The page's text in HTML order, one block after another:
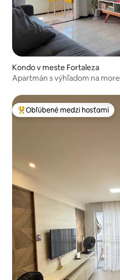
Kondo v meste Fortaleza
Apartmán s výhľadom na
Najobľúbenejšie medzi hosťami
Obľúbené medzi hosťami